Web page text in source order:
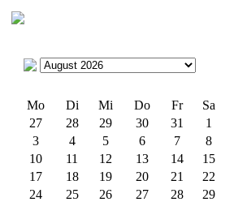
Mo Di Mi Do Fr Sa
27
28 29 30 31 1
3
4 5 6 7 8
10
11 12 13 14 15
17
18 19 20 21 22
24
25 26 27 28 29